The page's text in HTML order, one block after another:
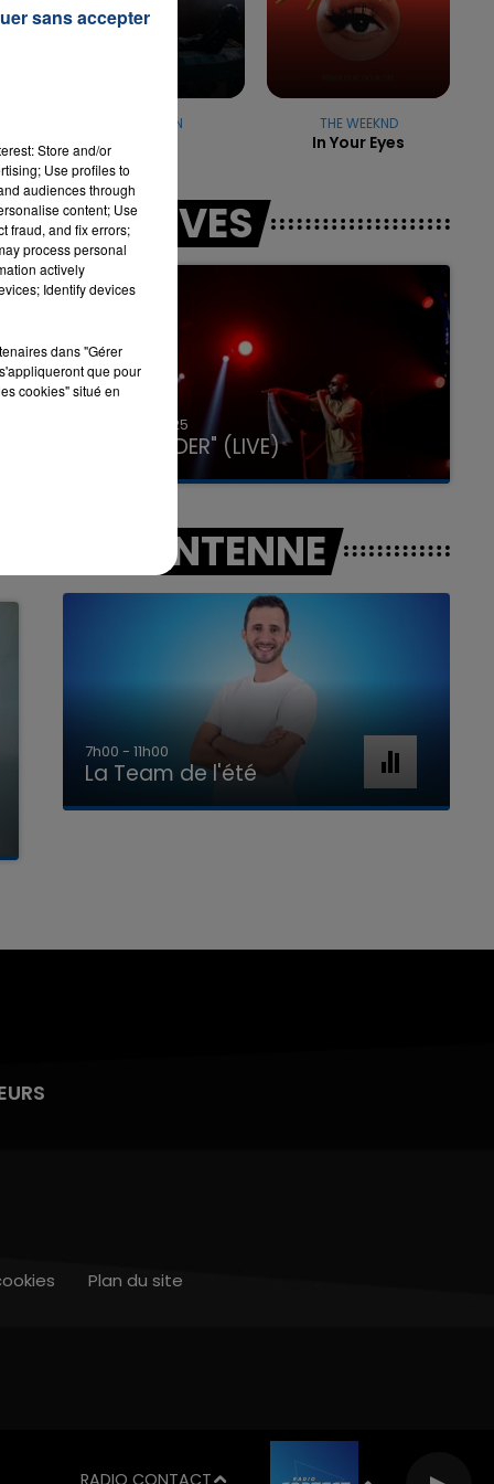
LA TEAM DE L'ÉTÉ
ORELSAN THE WEEKND
In Your Eyes
LES LIVES
31 janvier 2025
GIMS "SPIDER" (LIVE)
A L'ANTENNE
7h00 - 11h00
La Team de l'été
RADIO CONTACT
Plan du site
Store and/or
Use profiles to
audiences through
content; Use
fraud, and fix errors;
process personal
actively
Identify devices
dans "Gérer
que pour
cookies" situé en
sans accepter